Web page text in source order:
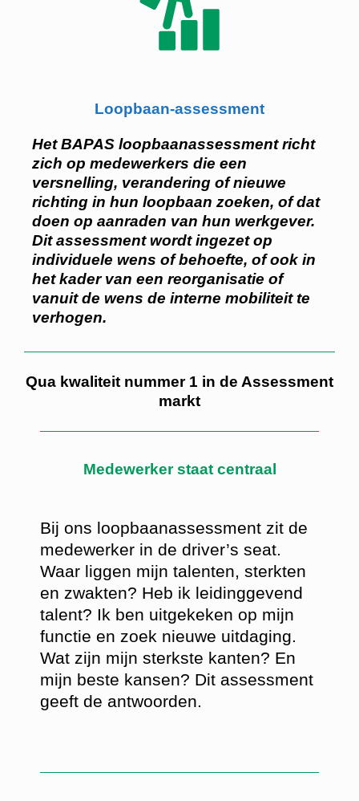
Loopbaan-assessment
Het BAPAS loopbaanassessment richt
zich op medewerkers die een
versnelling, verandering of nieuwe
richting in hun loopbaan zoeken, of dat
doen op aanraden van hun werkgever.
Dit assessment wordt ingezet op
individuele wens of behoefte, of ook in
het kader van een reorganisatie of
vanuit de wens de interne mobiliteit te
verhogen.
Qua kwaliteit nummer 1 in de Assessment
markt
Medewerker staat centraal
Bij ons loopbaanassessment zit de
medewerker in de driver’s seat.
Waar liggen mijn talenten, sterkten
en zwakten? Heb ik leidinggevend
talent? Ik ben uitgekeken op mijn
functie en zoek nieuwe uitdaging.
Wat zijn mijn sterkste kanten? En
mijn beste kansen? Dit assessment
geeft de antwoorden.